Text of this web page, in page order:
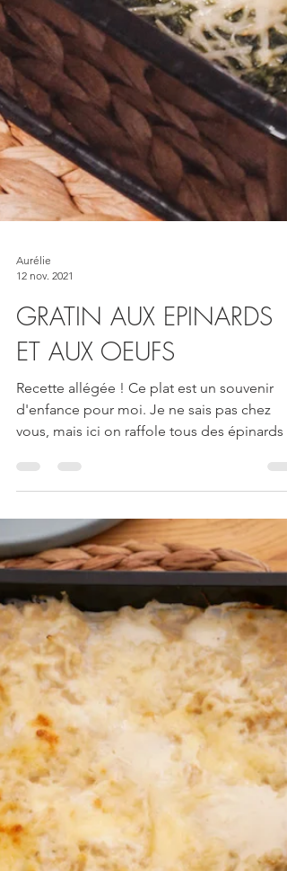
12 nov. 2021
GRATIN AUX EPINARDS
ET AUX OEUFS
Recette allégée ! Ce plat est un souvenir
d'enfance pour moi. Je ne sais pas chez
vous, mais ici on raffole tous des épinards